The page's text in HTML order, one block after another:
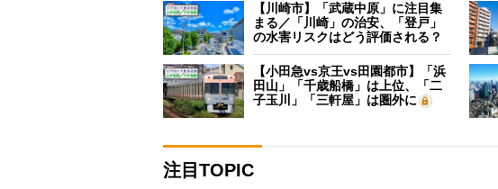
【川崎市】「武蔵中原」に注目集
まる／「川崎」の治安、「登戸」
の水害リスクはどう評価される？
【小田急vs京王vs田園都市】「浜
田山」「千歳船橋」は上位、「二
子玉川」「三軒屋」は圏外に
注目TOPIC